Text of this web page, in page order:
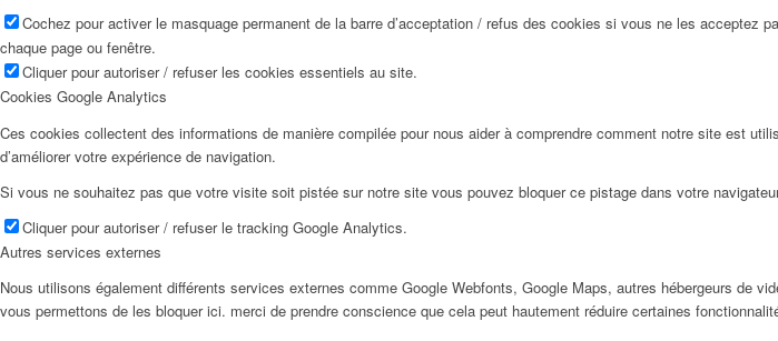
Cochez pour activer le masquage permanent de la barre d’acceptation / refus des cookies si vous ne les
chaque page ou fenêtre.
Cliquer pour autoriser / refuser les cookies essentiels au site.
Cookies Google Analytics
Ces cookies collectent des informations de manière compilée pour nous aider à comprendre comment notre site est
d’améliorer votre expérience de navigation.
Si vous ne souhaitez pas que votre visite soit pistée sur notre site vous pouvez bloquer ce pistage dans votre
Cliquer pour autoriser / refuser le tracking Google Analytics.
Autres services externes
Nous utilisons également différents services externes comme Google Webfonts, Google Maps, autres hébergeurs de
vous permettons de les bloquer ici. merci de prendre conscience que cela peut hautement réduire certaines